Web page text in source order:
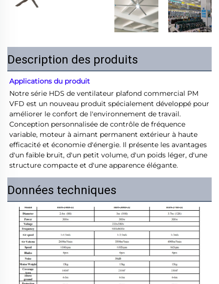
Description des produits
Applications du produit
Notre série HDS de ventilateur plafond commercial PM
VFD est un nouveau produit spécialement développé pour
améliorer le confort de l'environnement de travail.
Conception personnalisée de contrôle de fréquence
variable, moteur à aimant permanent extérieur à haute
efficacité et économie d'énergie. Il présente les avantages
d'un faible bruit, d'un petit volume, d'un poids léger, d'une
structure compacte et d'une apparence élégante.
Données techniques